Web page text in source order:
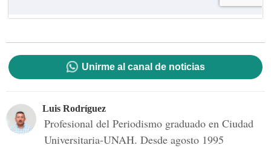
Unirme al canal de noticias
Luis Rodríguez
Profesional del Periodismo graduado en Ciudad
Universitaria-UNAH. Desde agosto 1995